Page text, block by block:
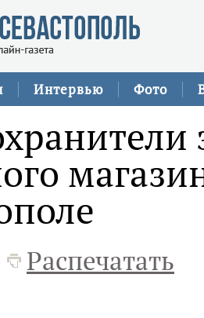
Интервью Фото
Распечатать